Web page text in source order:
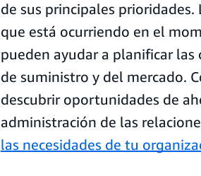
de sus principales
que está ocurriendo en el
pueden ayudar a planificar
de suministro y del mercado.
descubrir oportunidades de
administración de las
las necesidades de tu